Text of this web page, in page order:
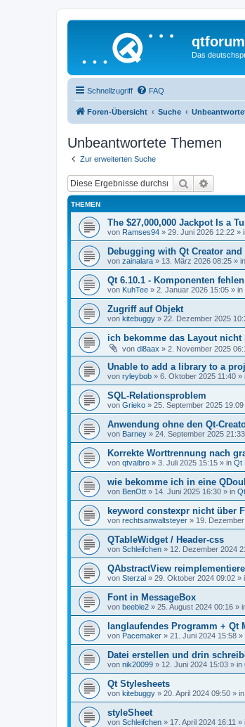
Das
Schnellzugriff FAQ
Foren-Übersicht Suche
Unbeantwortete Themen
Zur erweiterten Suche
Suche
THEMEN
The $27,000,000 Jackpot Is a
von Ramses94 » 29. Juni 2026 12:22 »
Debugging with Qt Creator and
von zainalara » 13. März 2026 08:25 » in
Qt 6.10.1 - Komponenten fehlen
von KuhTee » 2. Januar 2026 15:05 » in
Zugriff auf Objekt
von kitebuggy » 22. Dezember 2025
ich bekomme das Layout nicht
von dl8aax » 2. November 2025
Unable to add a library to a
von ryleybob » 6. Oktober 2025 11:40 »
SQL-Relationsproblem
von Grieko » 25. September 2025 19:09
Anwendung ohne den Qt-
von Barney » 24. September 2025 21:33
Korrekte Worttrennung nach
von qtvaibro » 3. Juli 2025 15:15 » in Qt
wie bekomme ich in eine
von BenOtt » 14. Juni 2025 16:30 » in
keyword constexpr nicht über
von rechtsanwaltsteyer » 19.
QTableWidget / Header-css
von Schleifchen » 12. Dezember 2024
QAbstractView
von Sterzal » 29. Oktober 2024 09:02 »
Font in MessageBox
von beeble2 » 25. August 2024 00:16 »
langlaufendes Programm + Qt
von Pacemaker » 21. Juni 2024 15:58 »
Datei erstellen und drin
von nik20099 » 12. Juni 2024 15:03 » in
Qt Stylesheets
von kitebuggy » 20. April 2024 09:50 » in
styleSheet
von Schleifchen » 17. April 2024 16:11 »